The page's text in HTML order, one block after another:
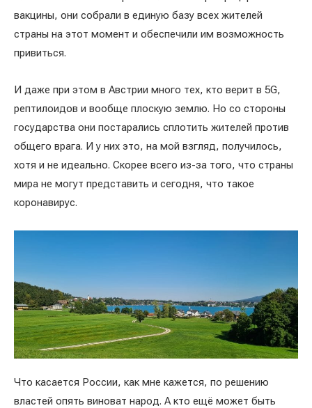
вакцины, они собрали в единую базу всех жителей
страны на этот момент и обеспечили им возможность
привиться.
И даже при этом в Австрии много тех, кто верит в 5G,
рептилоидов и вообще плоскую землю. Но со стороны
государства они постарались сплотить жителей против
общего врага. И у них это, на мой взгляд, получилось,
хотя и не идеально. Скорее всего из-за того, что страны
мира не могут представить и сегодня, что такое
коронавирус.
Что касается России, как мне кажется, по решению
властей опять виноват народ. А кто ещё может быть